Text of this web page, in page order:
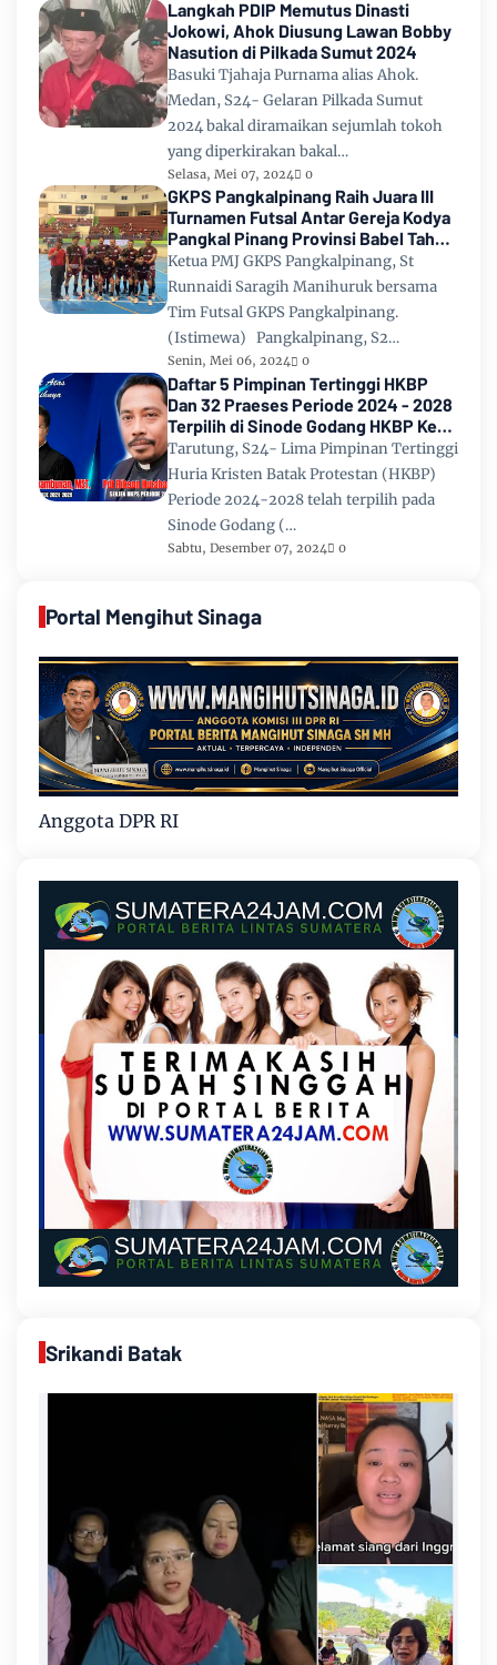
Langkah PDIP Memutus Dinasti
Jokowi, Ahok Diusung Lawan Bobby
Nasution di Pilkada Sumut 2024
Basuki Tjahaja Purnama alias Ahok.
Medan, S24- Gelaran Pilkada Sumut
2024 bakal diramaikan sejumlah tokoh
yang diperkirakan bakal…
Selasa, Mei 07, 2024 0
GKPS Pangkalpinang Raih Juara III
Turnamen Futsal Antar Gereja Kodya
Pangkal Pinang Provinsi Babel Tahun
2024
Ketua PMJ GKPS Pangkalpinang, St
Runnaidi Saragih Manihuruk bersama
Tim Futsal GKPS Pangkalpinang.
(Istimewa) Pangkalpinang, S2…
Senin, Mei 06, 2024 0
Daftar 5 Pimpinan Tertinggi HKBP
Dan 32 Praeses Periode 2024 - 2028
Terpilih di Sinode Godang HKBP Ke
67 Tahun 2024
Tarutung, S24- Lima Pimpinan Tertinggi
Huria Kristen Batak Protestan (HKBP)
Periode 2024-2028 telah terpilih pada
Sinode Godang (…
Sabtu, Desember 07, 2024 0
Portal Mengihut Sinaga
Anggota DPR RI
Srikandi Batak